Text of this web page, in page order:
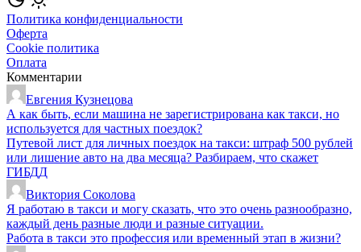
Политика конфиденциальности
Оферта
Cookie политика
Оплата
Комментарии
Евгения Кузнецова
А как быть, если машина не зарегистрирована как такси, но
используется для частных поездок?
Путевой лист для личных поездок на такси: штраф 500 рублей
или лишение авто на два месяца? Разбираем, что скажет
ГИБДД
Виктория Соколова
Я работаю в такси и могу сказать, что это очень разнообразно,
каждый день разные люди и разные ситуации.
Работа в такси это профессия или временный этап в жизни?